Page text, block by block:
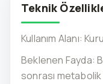
Teknik
Kullanım Alanı:
Beklenen Fayda:
sonrası metabolik